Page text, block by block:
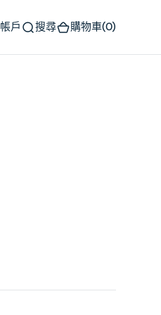
帳戶 搜尋 購物車(0)